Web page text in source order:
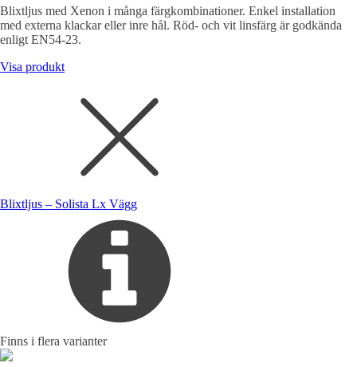
Blixtljus med Xenon i många färgkombinationer. Enkel installation
med externa klackar eller inre hål. Röd- och vit linsfärg är godkända
enligt EN54-23.
Visa produkt
Blixtljus – Solista Lx Vägg
Finns i flera varianter